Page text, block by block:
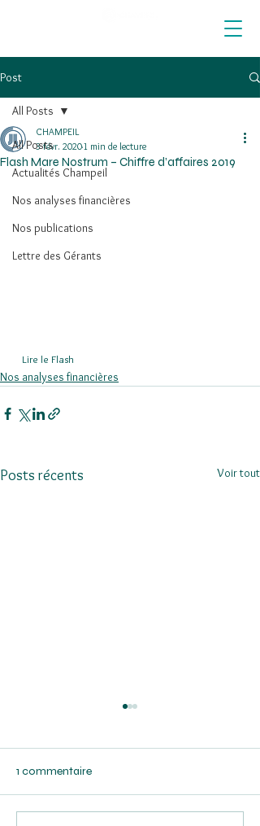
Post
All Posts
Actualités Champeil
Nos analyses financières
Nos publications
Lettre des Gérants
All Posts
Flash Mare Nostrum – Chiffre d’affaires 2019
CHAMPEIL
3 févr. 20201 min de lecture
  Lire le Flash
Nos analyses financières
Posts récents Voir tout
1 commentaire